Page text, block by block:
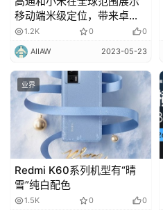
移动端米级定位，带来卓越
定位体验
1.2K 0 0
AIIAW 2023-05-23
业界
Redmi K60系列机型有“晴
雪”纯白配色
1.5K 0 0